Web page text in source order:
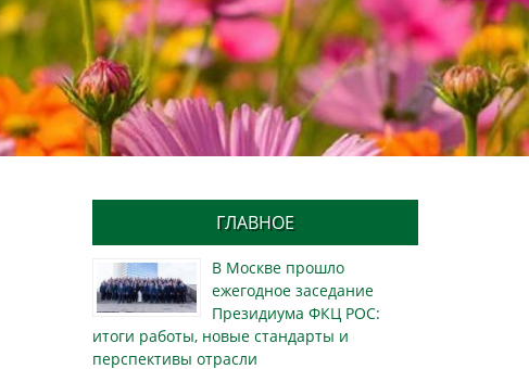
ГЛАВНОЕ
В Москве прошло
ежегодное заседание
Президиума ФКЦ РОС:
итоги работы, новые стандарты и
перспективы отрасли